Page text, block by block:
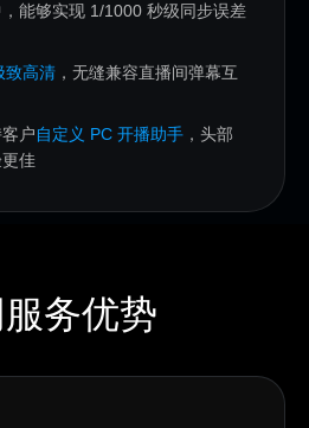
能够实现 1/1000 秒级同步误差
致高清 ，无缝兼容直播间弹幕互
户自定义 PC 开播助手 ，头部
佳
务优势